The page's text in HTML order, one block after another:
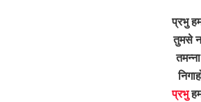
प्रभु
तुमसे
प्रभु